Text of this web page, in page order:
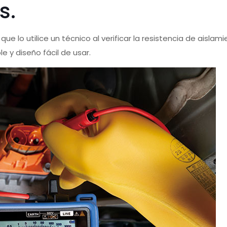
lo utilice un técnico al verificar la resistencia de
y diseño fácil de usar.